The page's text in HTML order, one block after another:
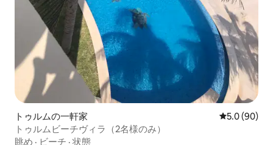
トゥルムの一軒家 レビュー90
5.0 (90)
トゥルムビーチヴィラ（2名様のみ）
眺め · ビーチ · 状態